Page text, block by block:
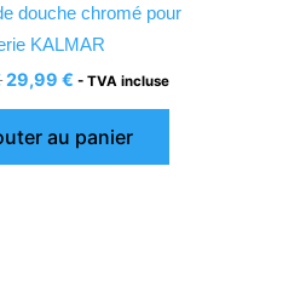
douche chromé pour
KALMAR
29,99€ - TVA incluse
au panier